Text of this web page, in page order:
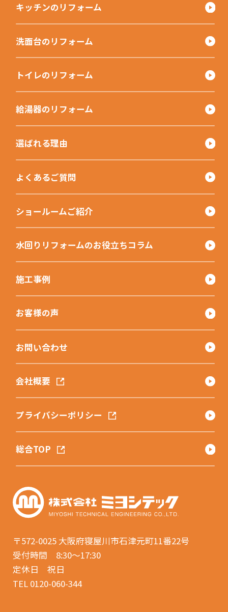
〒572-0025 大阪府寝屋川市石津元町11番22号
受付時間 8:30〜17:30
定休日 祝日
TEL 0120-060-344
キッチンのリフォーム
洗面台のリフォーム
トイレのリフォーム
給湯器のリフォーム
選ばれる理由
よくあるご質問
ショールームご紹介
水回りリフォームのお役立ちコラム
施工事例
お客様の声
お問い合わせ
会社概要
プライバシーポリシー
総合TOP